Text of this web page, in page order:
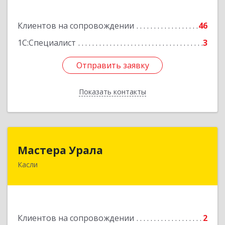
Клиентов на сопровождении
46
1С:Специалист
3
Отправить заявку
Показать контакты
Отправить заявку
Назад
Мастера Урала
Касли
Клиентов на сопровождении 2
456830, Челябинская обл., г. Касли, ул. Карла